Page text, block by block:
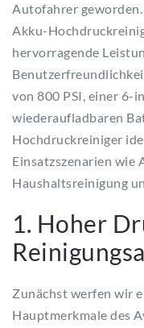
Autofahrer
Akku-
hervorragende
von 800 PSI, einer 6-
wiederaufladbaren
Hochdruckreiniger
Einsatzszenarien wie
Haushaltsreinigung
1. Hoher
Zunächst werfen wir
Hauptmerkmale des